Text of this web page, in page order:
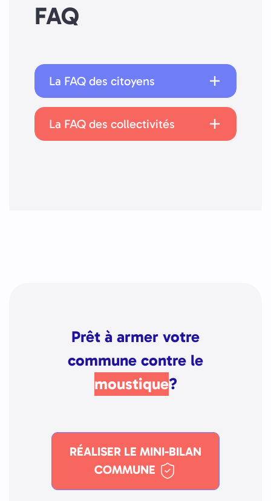
FAQ
La FAQ des citoyens
La FAQ des collectivités
Prêt à armer votre
commune contre le
moustique?
RÉALISER LE MINI-BILAN
COMMUNE